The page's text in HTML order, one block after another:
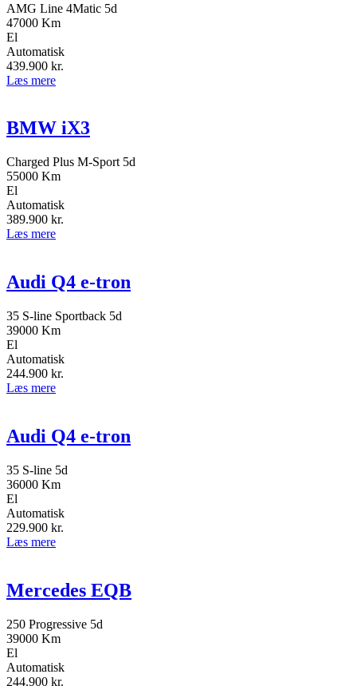
AMG Line 4Matic 5d
47000 Km
El
Automatisk
439.900 kr.
Læs mere
BMW iX3
Charged Plus M-Sport 5d
55000 Km
El
Automatisk
389.900 kr.
Læs mere
Audi Q4 e-tron
35 S-line Sportback 5d
39000 Km
El
Automatisk
244.900 kr.
Læs mere
Audi Q4 e-tron
35 S-line 5d
36000 Km
El
Automatisk
229.900 kr.
Læs mere
Mercedes EQB
250 Progressive 5d
39000 Km
El
Automatisk
244.900 kr.